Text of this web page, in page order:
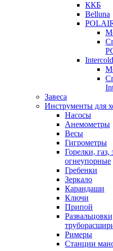
ККБ
Belluna
Intercold
Завеса
Инструменты для
Насосы
Анемометры
Весы
Гигрометры
Горелки,
огнеупорные
Гребенки
Зеркало
Карандаши
Ключи
Припой
Римеры
Станции